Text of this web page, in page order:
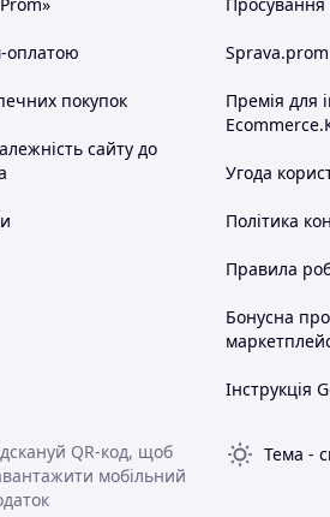
оплатою
покупок
сайту до
Премія для
Угода
Політика
Правила
Бонусна
Інструкція
QR-код, щоб
мобільний
Тема -